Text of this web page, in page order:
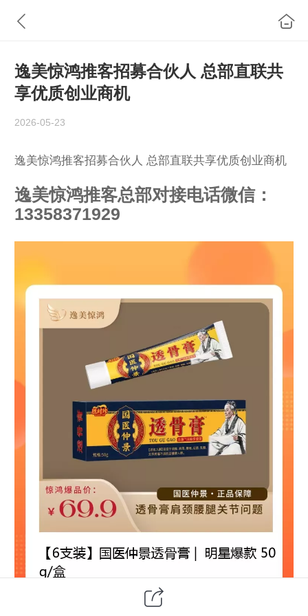
逸美惊鸿推客招募合伙人 总部直联共
享优质创业商机
2026-05-23
逸美惊鸿推客招募合伙人 总部直联共享优质创业商机
逸美惊鸿推客总部对接电话微信：
13358371929